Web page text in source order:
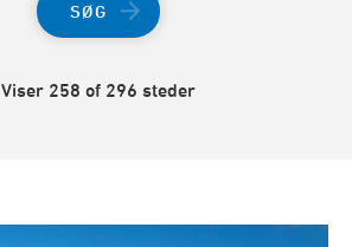
SØG
Viser 258 of 296 steder